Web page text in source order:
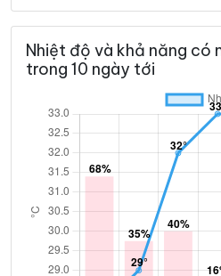
Nhiệt độ và khả năng có
trong 10 ngày tới